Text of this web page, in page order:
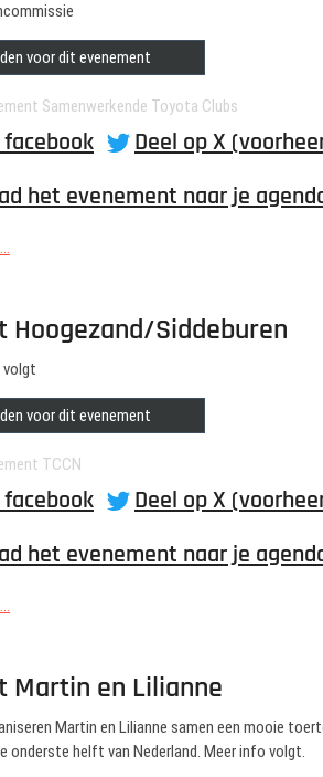
voor dit evenement
Samenwerkende Toyota Clubs
Deel op X
het evenement naar je
Hoogezand/Siddeburen
volgt
voor dit evenement
TCCN
Deel op X
het evenement naar je
Martin en Lilianne
Martin en Lilianne samen een mooie
onderste helft van Nederland. Meer info volgt.